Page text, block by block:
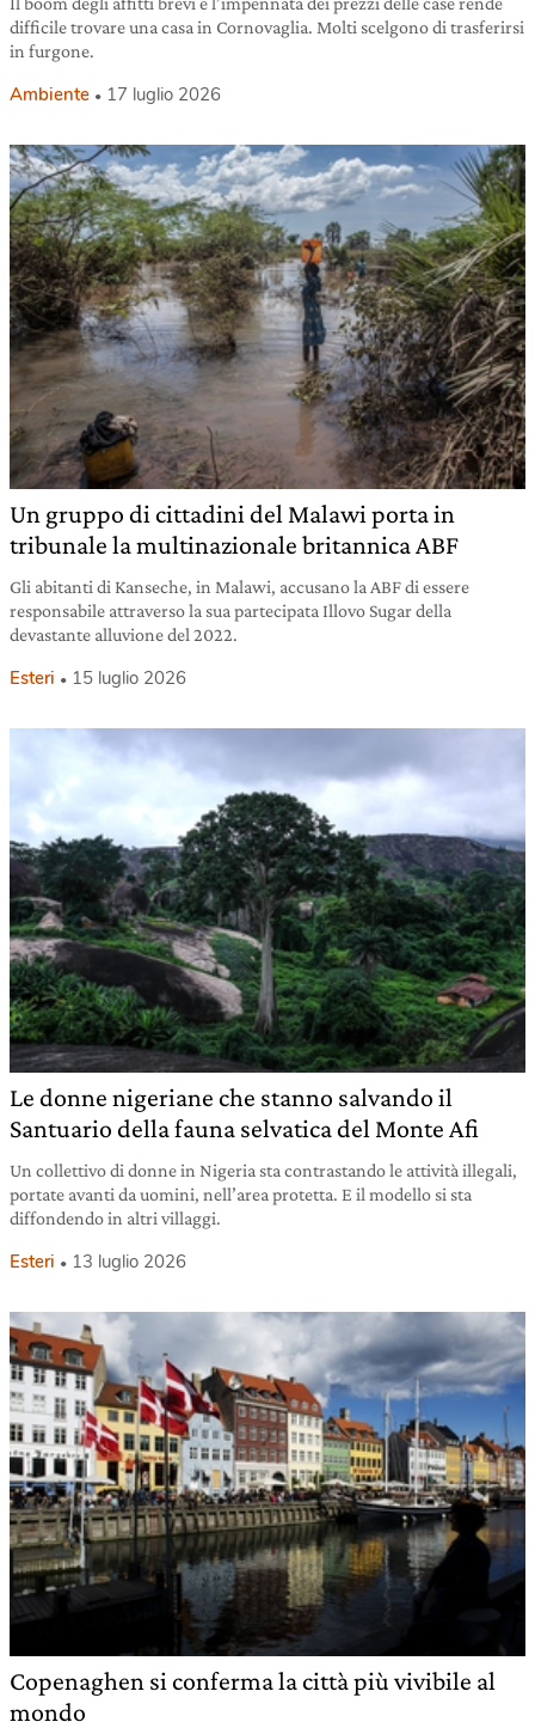
difficile trovare una casa in Cornovaglia. Molti scelgono di trasferirsi
in furgone.
Ambiente 17 luglio 2026
Un gruppo di cittadini del Malawi porta in
tribunale la multinazionale britannica ABF
Gli abitanti di Kanseche, in Malawi, accusano la ABF di essere
responsabile attraverso la sua partecipata Illovo Sugar della
devastante alluvione del 2022.
Esteri 15 luglio 2026
Le donne nigeriane che stanno salvando il
Santuario della fauna selvatica del Monte Afi
Un collettivo di donne in Nigeria sta contrastando le attività illegali,
portate avanti da uomini, nell’area protetta. E il modello si sta
diffondendo in altri villaggi.
Esteri 13 luglio 2026
Copenaghen si conferma la città più vivibile al
mondo